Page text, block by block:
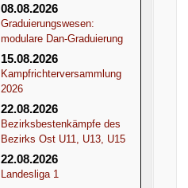
08.08.2026
Graduierungswesen:
modulare Dan-Graduierung
15.08.2026
Kampfrichterversammlung
2026
22.08.2026
Bezirksbestenkämpfe des
Bezirks Ost U11, U13, U15
22.08.2026
Landesliga 1